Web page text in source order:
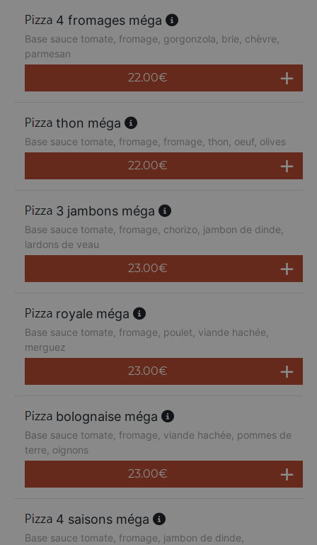
4 fromages méga
Base sauce tomate, fromage, gorgonzola, brie, chèvre,
parmesan
22.00€
thon méga
Base sauce tomate, fromage, fromage, thon, oeuf, olives
22.00€
3 jambons méga
Base sauce tomate, fromage, chorizo, jambon de dinde,
lardons de veau
23.00€
royale méga
Base sauce tomate, fromage, poulet, viande hachée,
merguez
23.00€
bolognaise méga
Base sauce tomate, fromage, viande hachée, pommes de
terre, oignons
23.00€
4 saisons méga
Base sauce tomate, fromage, jambon de dinde,